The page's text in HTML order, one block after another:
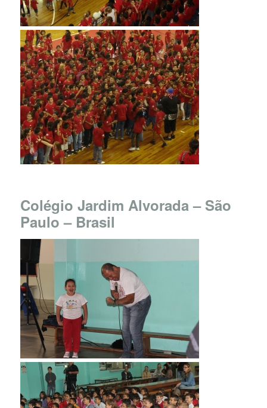
Colégio Jardim Alvorada – São
Paulo – Brasil